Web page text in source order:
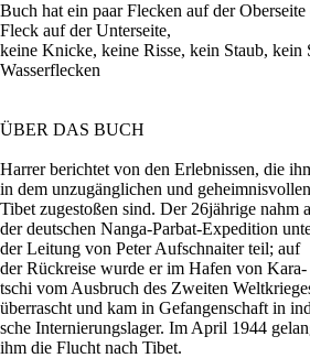
Buch hat ein paar Flecken auf der
Fleck auf der Unterseite,
keine Knicke, keine Risse, kein Staub, kein
Wasserflecken
ÜBER DAS BUCH
Harrer berichtet von den Erlebnissen, die
in dem unzugänglichen und geheimnisvollen
Tibet zugestoßen sind. Der 26jährige nahm
der deutschen Nanga-Parbat-Expedition
der Leitung von Peter Aufschnaiter teil; auf
der Rückreise wurde er im Hafen von Kara-
tschi vom Ausbruch des Zweiten
überrascht und kam in Gefangenschaft in
sche Internierungslager. Im April 1944
ihm die Flucht nach Tibet.